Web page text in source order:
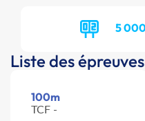
5
Liste des épreuves
100m
TCF -